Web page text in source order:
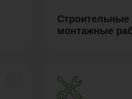
Строительные
монтажные